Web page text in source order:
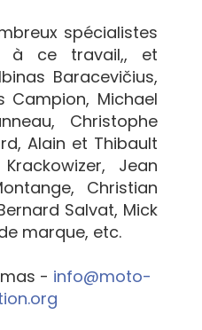
spécialistes
à ce travail,, et
Baracevičius,
Campion, Michael
Christophe
Alain et Thibault
Jean
Christian
Salvat, Mick
marque, etc.
- info@moto-